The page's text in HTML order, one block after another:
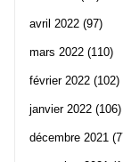
avril 2022 (97)
mars 2022 (110)
février 2022 (102)
janvier 2022 (106)
décembre 2021